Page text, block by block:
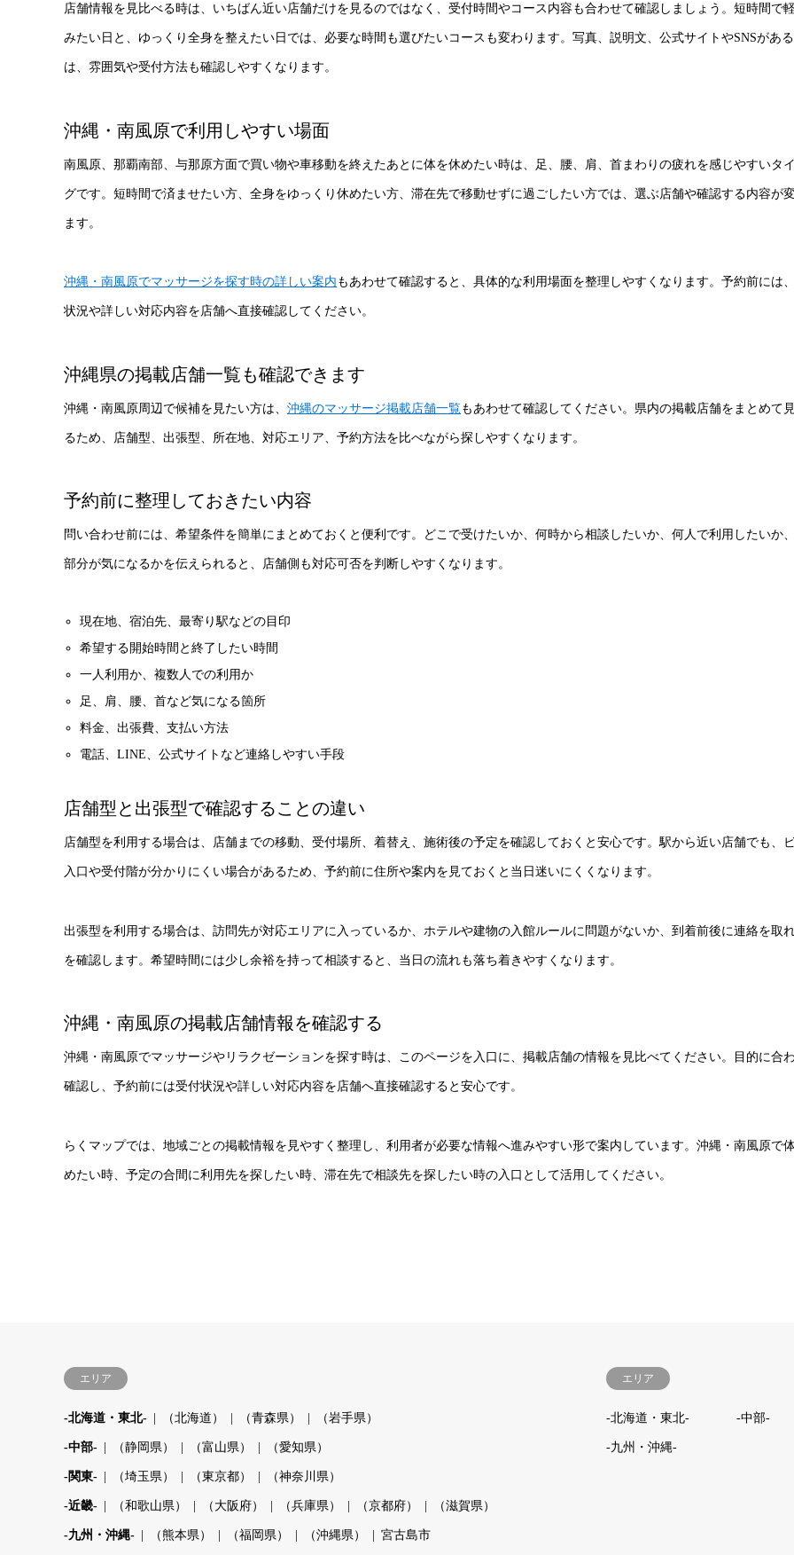
店舗情報を見比べる時は、いちばん近い店舗だけを見るのではなく、受付時間やコース内容も合わせて確認しましょう。短時間で
みたい日と、ゆっくり全身を整えたい日では、必要な時間も選びたいコースも変わります。写真、説明文、公式サイトやSNSがあ
は、雰囲気や受付方法も確認しやすくなります。
沖縄・南風原で利用しやすい場面
南風原、那覇南部、与那原方面で買い物や車移動を終えたあとに体を休めたい時は、足、腰、肩、首まわりの疲れを感じやすいタ
グです。短時間で済ませたい方、全身をゆっくり休めたい方、滞在先で移動せずに過ごしたい方では、選ぶ店舗や確認する内容が
ます。
沖縄・南風原でマッサージを探す時の詳しい案内 もあわせて確認すると、具体的な利用場面を整理しやすくなります。予約前には
状況や詳しい対応内容を店舗へ直接確認してください。
沖縄県の掲載店舗一覧も確認できます
沖縄・南風原周辺で候補を見たい方は、 沖縄のマッサージ掲載店舗一覧もあわせて確認してください。県内の掲載店舗をまとめて
るため、店舗型、出張型、所在地、対応エリア、予約方法を比べながら探しやすくなります。
予約前に整理しておきたい内容
問い合わせ前には、希望条件を簡単にまとめておくと便利です。どこで受けたいか、何時から相談したいか、何人で利用したいか
部分が気になるかを伝えられると、店舗側も対応可否を判断しやすくなります。
現在地、宿泊先、最寄り駅などの目印
希望する開始時間と終了したい時間
一人利用か、複数人での利用か
足、肩、腰、首など気になる箇所
料金、出張費、支払い方法
電話、LINE、公式サイトなど連絡しやすい手段
店舗型と出張型で確認することの違い
店舗型を利用する場合は、店舗までの移動、受付場所、着替え、施術後の予定を確認しておくと安心です。駅から近い店舗でも、
入口や受付階が分かりにくい場合があるため、予約前に住所や案内を見ておくと当日迷いにくくなります。
出張型を利用する場合は、訪問先が対応エリアに入っているか、ホテルや建物の入館ルールに問題がないか、到着前後に連絡を取
を確認します。希望時間には少し余裕を持って相談すると、当日の流れも落ち着きやすくなります。
沖縄・南風原の掲載店舗情報を確認する
沖縄・南風原でマッサージやリラクゼーションを探す時は、このページを入口に、掲載店舗の情報を見比べてください。目的に合
確認し、予約前には受付状況や詳しい対応内容を店舗へ直接確認すると安心です。
らくマップでは、地域ごとの掲載情報を見やすく整理し、利用者が必要な情報へ進みやすい形で案内しています。沖縄・南風原で
めたい時、予定の合間に利用先を探したい時、滞在先で相談先を探したい時の入口として活用してください。
エリア
-北海道・東北- （北海道） （青森県） （岩手県）
-中部- （静岡県） （富山県） （愛知県）
-関東- （埼玉県） （東京都） （神奈川県）
-近畿- （和歌山県） （大阪府） （兵庫県） （京都府） （滋賀県）
-九州・沖縄- （熊本県） （福岡県） （沖縄県） 宮古島市
エリア
-北海道・東北- -中部-
-九州・沖縄-